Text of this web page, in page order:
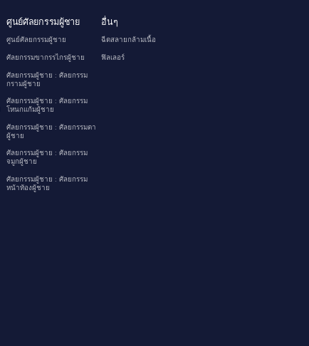
ศูนย์ศัลยกรรมผู้ชาย
ศูนย์ศัลยกรรมผู้ชาย
ศัลยกรรมขากรรไกรผู้ชาย
ศัลยกรรมผู้ชาย : ศัลยกรรม
กรามผู้ชาย
ศัลยกรรมผู้ชาย : ศัลยกรรม
โหนกแก้มผู้ชาย
ศัลยกรรมผู้ชาย : ศัลยกรรมตา
ผู้ชาย
ศัลยกรรมผู้ชาย : ศัลยกรรม
จมูกผู้ชาย
ศัลยกรรมผู้ชาย : ศัลยกรรม
หน้าท้องผู้ชาย
อื่นๆ
ฉีดสลายกล้ามเนื้อ
ฟิลเลอร์